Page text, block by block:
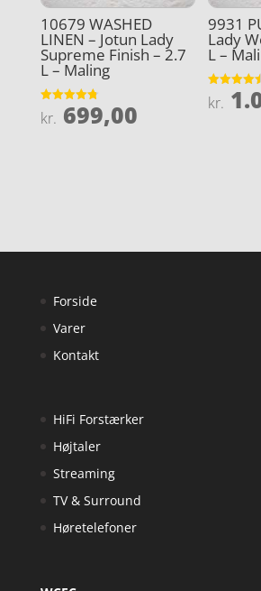
10679 WASHED
LINEN – Jotun Lady
Supreme Finish – 2.7
L – Maling
Vurderet
4.8
kr. 699,00
9931
Lady
L –
Vurderet
4.5
kr.
Forside
Varer
Kontakt
HiFi Forstærker
Højtaler
Streaming
TV & Surround
Høretelefoner